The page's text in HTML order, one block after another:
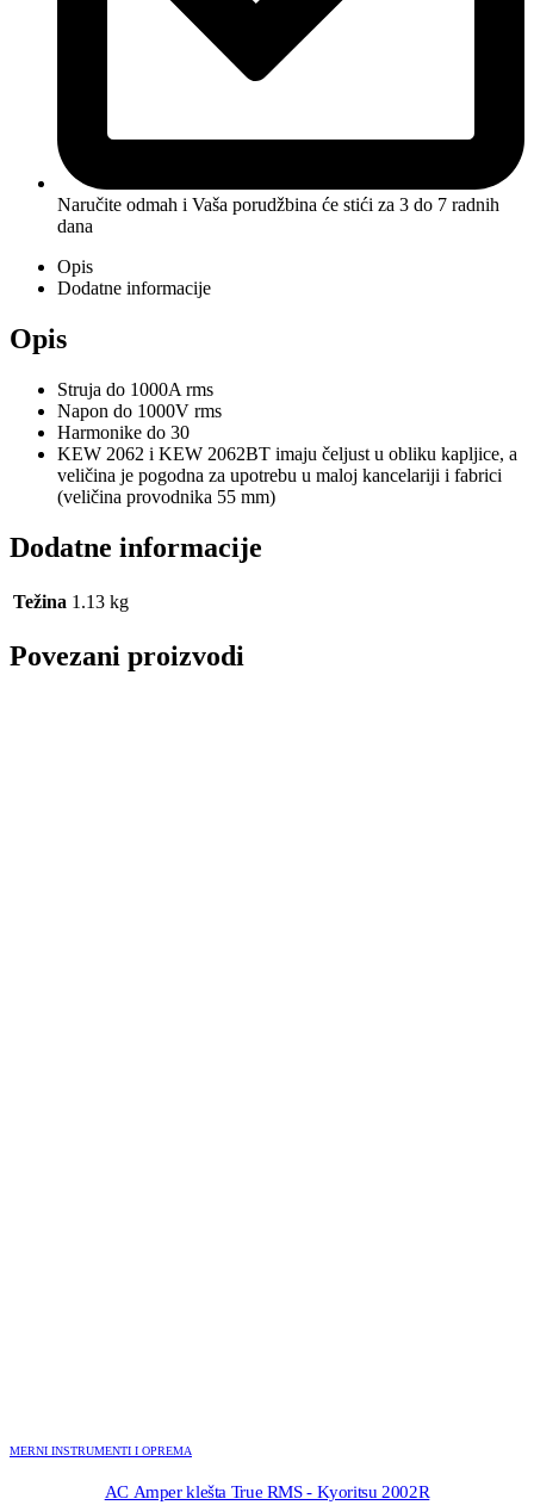
Naručite odmah i Vaša porudžbina će stići za 3 do 7 radnih
dana
Opis
Dodatne informacije
Opis
Struja do 1000A rms
Napon do 1000V rms
Harmonike do 30
KEW 2062 i KEW 2062BT imaju čeljust u obliku kapljice, a
veličina je pogodna za upotrebu u maloj kancelariji i fabrici
(veličina provodnika 55 mm)
Dodatne informacije
Težina 1.13 kg
Povezani proizvodi
MERNI INSTRUMENTI I OPREMA
AC Amper klešta True RMS - Kyoritsu 2002R